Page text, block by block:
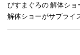
びすまぐろの 解体シ
解体ショーがサプライ